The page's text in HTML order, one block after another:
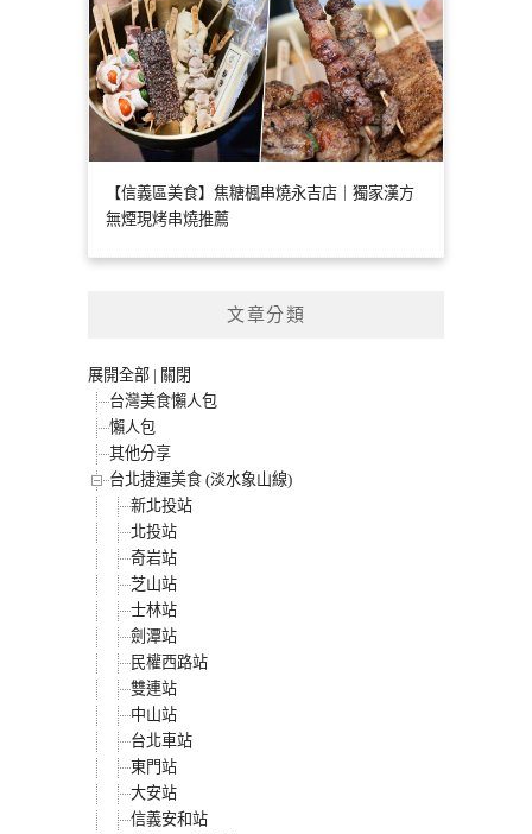
【信義區美食】焦糖楓串燒永吉店｜獨家漢方
無煙現烤串燒推薦
文章分類
展開全部 | 關閉
台灣美食懶人包
懶人包
其他分享
台北捷運美食 (淡水象山線)
新北投站
北投站
奇岩站
芝山站
士林站
劍潭站
民權西路站
雙連站
中山站
台北車站
東門站
大安站
信義安和站